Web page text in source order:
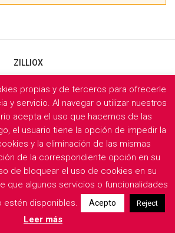
ZILLIOX
desde las:10:00hasta las:13:00 (Previa
y Latina
de consulta del departamento
propias y de terceros para ofrecerle
y servicio. Al navegar o utilizar nuestros
acepta el uso que hacemos de las
el usuario tiene la opción de impedir la
y la eliminación de las mismas
de la correspondiente opción en su
de bloquear el uso de cookies en su
que algunos servicios o funcionalidades
estén disponibles.
Acepto Reject
Leer más